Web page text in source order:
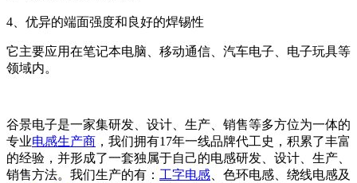
4、优异的端面强度和良好的焊锡性
它主要应用在笔记本电脑、移动通信、汽车电子、电子玩具等
领域内。
谷景电子是一家集研发、设计、生产、销售等多方位为一体的
专业电感生产商 ，我们拥有17年一线品牌代工史，积累了丰富
的经验，并形成了一套独属于自己的电感研发、设计、生产、
销售方法。我们生产的有： 工字电感 、色环电感、绕线电感及